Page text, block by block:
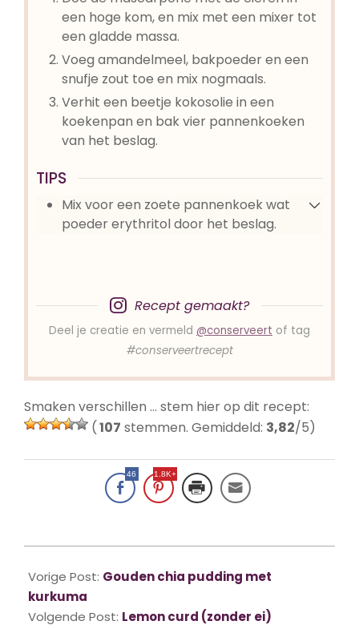
een hoge kom, en mix met een mixer tot
een gladde massa.
Voeg amandelmeel, bakpoeder en een
snufje zout toe en mix nogmaals.
Verhit een beetje kokosolie in een
koekenpan en bak vier pannenkoeken
van het beslag.
TIPS
Mix voor een zoete pannenkoek wat
poeder erythritol door het beslag.
Recept gemaakt?
Deel je creatie en vermeld @conserveert of tag
#conserveertrecept
Smaken verschillen … stem hier op dit recept:
(107 stemmen. Gemiddeld: 3,82/5)
46 1.8K+
09-
12
Vorige Post: Gouden chia pudding met
kurkuma
Volgende Post: Lemon curd (zonder ei)